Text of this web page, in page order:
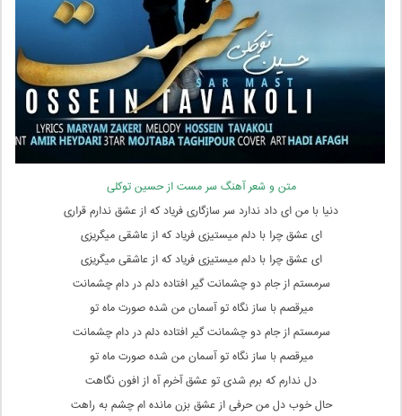
متن و شعر آهنگ سر مست از حسین توکلی
دنیا با من ای داد ندارد سر سازگاری فریاد که از عشق ندارم قراری
ای عشق چرا با دلم میستیزی فریاد که از عاشقی میگریزی
ای عشق چرا با دلم میستیزی فریاد که از عاشقی میگریزی
سرمستم از جام دو چشمانت گیر افتاده دلم در دام چشمانت
میرقصم با ساز نگاه تو آسمان من شده صورت ماه تو
سرمستم از جام دو چشمانت گیر افتاده دلم در دام چشمانت
میرقصم با ساز نگاه تو آسمان من شده صورت ماه تو
دل ندارم که برم شدی تو عشق آخرم آه از افون نگاهت
حال خوب دل من حرفی از عشق بزن مانده ام چشم به راهت